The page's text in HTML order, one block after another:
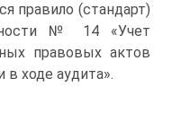
правило (стандарт)
№ 14 «Учет
правовых актов
ходе аудита».